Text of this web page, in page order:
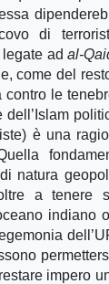
di
legate adal-
come del
le
dell’Islam
è una
natura
a tenere
indiano
impero